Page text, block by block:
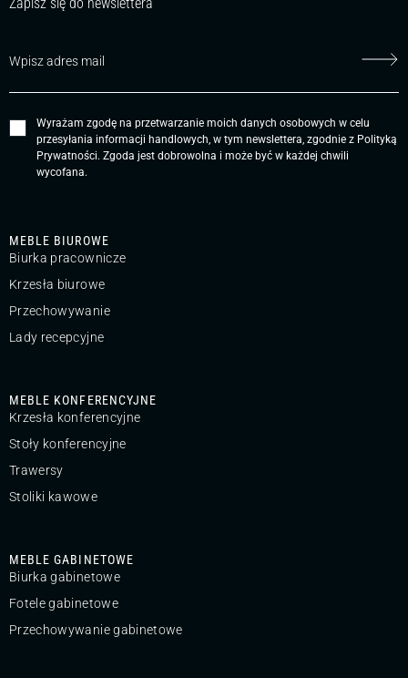
MEBLE BIUROWE
Biurka pracownicze
Krzesła biurowe
Przechowywanie
Lady recepcyjne
MEBLE KONFERENCYJNE
Krzesła konferencyjne
Stoły konferencyjne
Trawersy
Stoliki kawowe
MEBLE GABINETOWE
Biurka gabinetowe
Fotele gabinetowe
Przechowywanie gabinetowe
Wyrażam zgodę na przetwarzanie moich danych osobowych w celu
przesyłania informacji handlowych, w tym newslettera, zgodnie z Polityką
Prywatności. Zgoda jest dobrowolna i może być w każdej chwili
wycofana.